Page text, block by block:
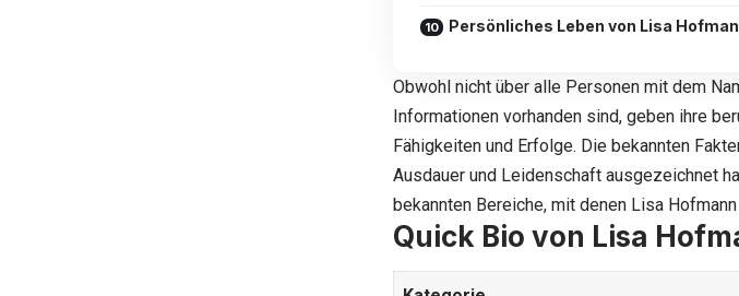
Persönliches Leben von Lisa
Obwohl nicht über alle Personen mit dem
Informationen vorhanden sind, geben ihre
Fähigkeiten und Erfolge. Die bekannten
Ausdauer und Leidenschaft ausgezeichnet
bekannten Bereiche, mit denen Lisa
Quick Bio von Lisa